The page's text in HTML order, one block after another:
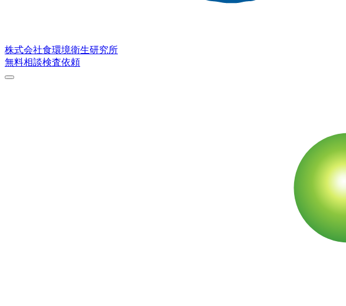
株式会社食環境衛生研究所
無料相談検査依頼